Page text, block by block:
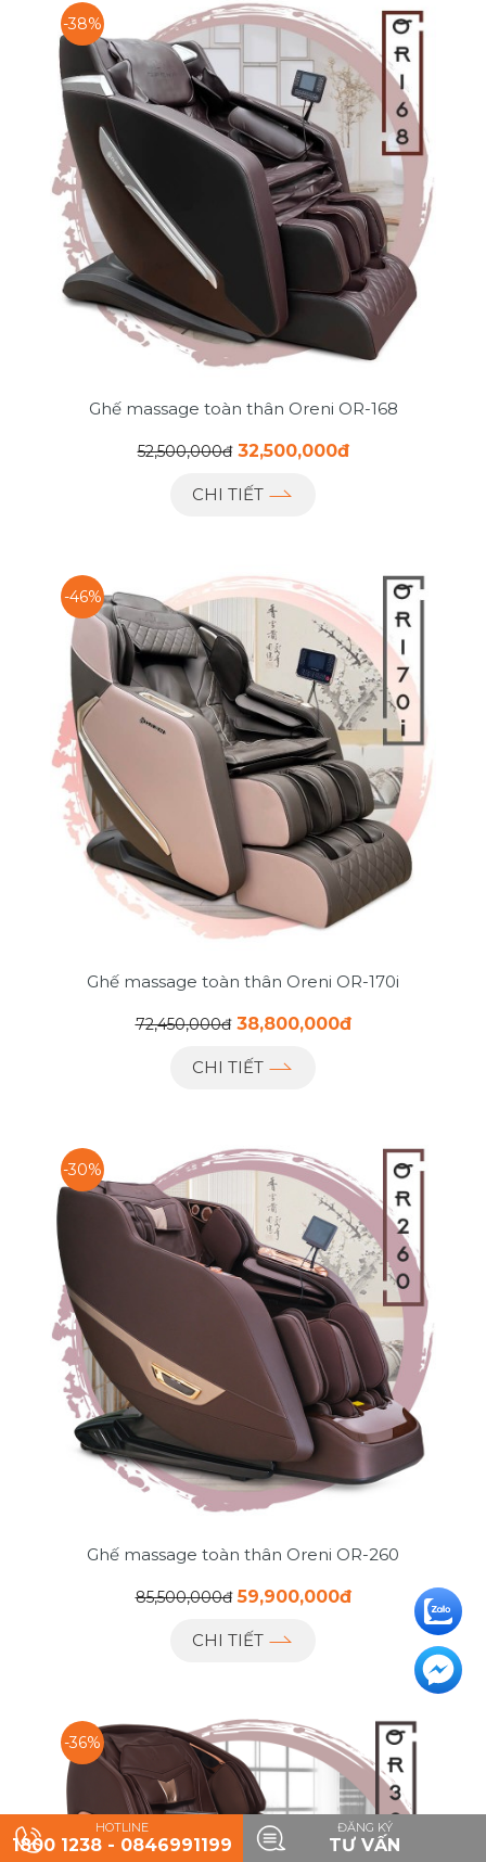
-38%
Ghế massage toàn thân Oreni OR-168
52,500,000đ 32,500,000đ
CHI TIẾT
-46%
Ghế massage toàn thân Oreni OR-170i
72,450,000đ 38,800,000đ
CHI TIẾT
-30%
Ghế massage toàn thân Oreni OR-260
85,500,000đ 59,900,000đ
CHI TIẾT
-36%
HOTLINE
1800 1238 - 0846991199
ĐĂNG KÝ
TƯ VẤN